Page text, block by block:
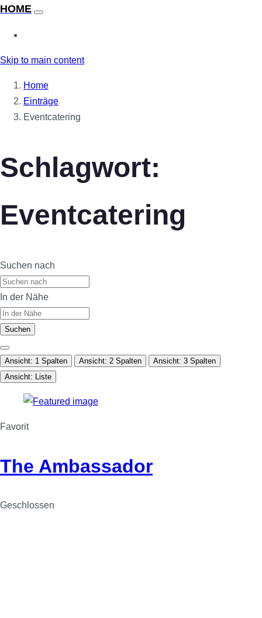
Skip to main content
Home
Einträge
Eventcatering
Schlagwort:
Eventcatering
Suchen nach
In der Nähe
Suchen
Ansicht: 1 Spalten Ansicht: 2 Spalten
Ansicht: 3 Spalten
Ansicht: Liste
Favorit
The Ambassador
Geschlossen